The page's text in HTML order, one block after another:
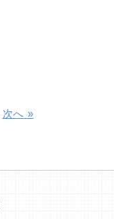
次へ »